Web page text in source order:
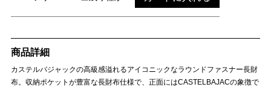
商品詳細
カステルバジャックの高級感溢れるアイコニックなラウンドファスナー長財
布。収納ポケットが豊富な長財布仕様で、正面にはCASTELBAJACの象徴で